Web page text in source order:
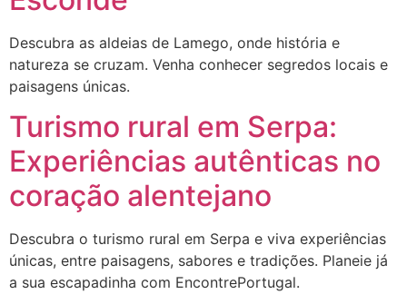
Descubra as aldeias de Lamego, onde história e
natureza se cruzam. Venha conhecer segredos locais e
paisagens únicas.
Turismo rural em Serpa:
Experiências autênticas no
coração alentejano
Descubra o turismo rural em Serpa e viva experiências
únicas, entre paisagens, sabores e tradições. Planeie já
a sua escapadinha com EncontrePortugal.